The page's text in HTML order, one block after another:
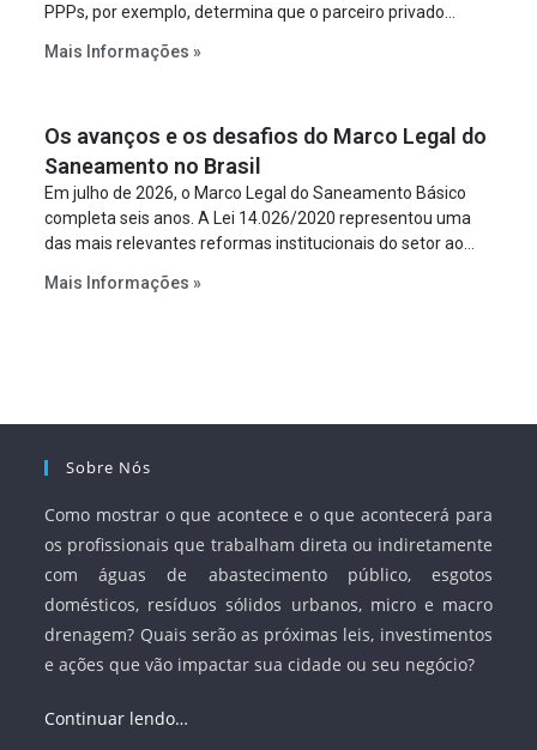
PPPs, por exemplo, determina que o parceiro privado
empreendimento. Ou seja, a suposta “fraude à licitação” é
projeto a projeto.
Mais Informações »
Os avanços e os desafios do Marco Legal do
Saneamento no Brasil
Em julho de 2026, o Marco Legal do Saneamento Básico
completa seis anos. A Lei 14.026/2020 representou uma
das mais relevantes reformas institucionais do setor ao
serviços, ampliar a participação da iniciativa privada,
Mais Informações »
Sobre Nós
Como mostrar o que acontece e o que acontecerá para
os profissionais que trabalham direta ou indiretamente
com águas de abastecimento público, esgotos
domésticos, resíduos sólidos urbanos, micro e macro
drenagem? Quais serão as próximas leis, investimentos
e ações que vão impactar sua cidade ou seu negócio?
Continuar lendo…